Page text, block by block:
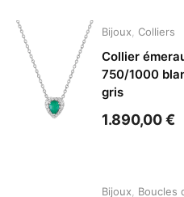
Bijoux Colliers
Collier
750/1000
gris
1.890,00€
Bijoux Boucles